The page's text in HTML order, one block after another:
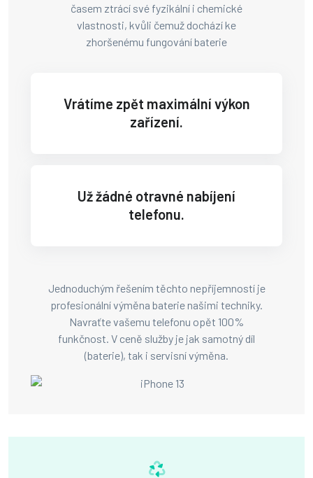
časem ztrácí své fyzikální i chemické
vlastnosti, kvůli čemuž dochází ke
zhoršenému fungování baterie
Vrátíme zpět maximální výkon
zařízení.
Už žádné otravné nabíjení
telefonu.
Jednoduchým řešením těchto nepříjemností je
profesionální výměna baterie našimi techniky.
Navraťte vašemu telefonu opět 100%
funkčnost. V ceně služby je jak samotný díl
(baterie), tak i servisní výměna.